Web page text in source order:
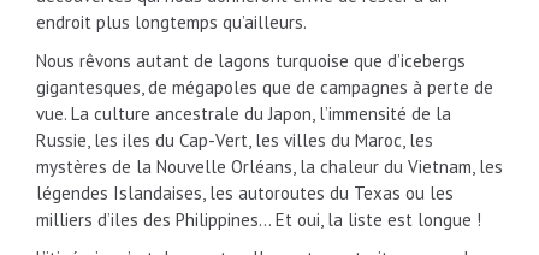
endroit plus longtemps qu’ailleurs.
Nous rêvons autant de lagons turquoise que d’icebergs
gigantesques, de mégapoles que de campagnes à perte de
vue. La culture ancestrale du Japon, l’immensité de la
Russie, les iles du Cap-Vert, les villes du Maroc, les
mystères de la Nouvelle Orléans, la chaleur du Vietnam, les
légendes Islandaises, les autoroutes du Texas ou les
milliers d’iles des Philippines… Et oui, la liste est longue !